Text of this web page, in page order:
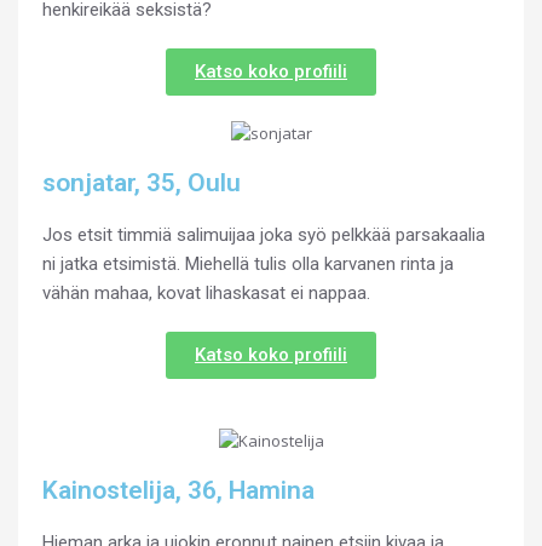
henkireikää seksistä?
Katso koko profiili
sonjatar, 35, Oulu
Jos etsit timmiä salimuijaa joka syö pelkkää parsakaalia
ni jatka etsimistä. Miehellä tulis olla karvanen rinta ja
vähän mahaa, kovat lihaskasat ei nappaa.
Katso koko profiili
Kainostelija, 36, Hamina